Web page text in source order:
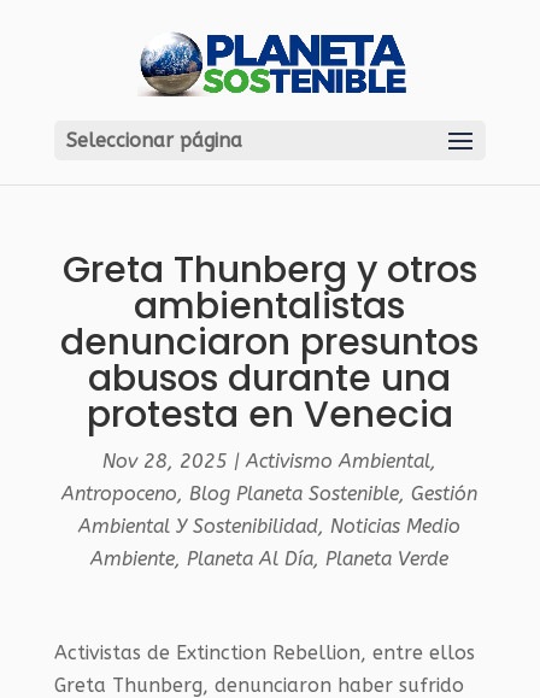
Seleccionar página
Greta Thunberg y otros
ambientalistas
denunciaron presuntos
abusos durante una
protesta en Venecia
Nov 28, 2025 |Activismo Ambiental,
Antropoceno,Blog Planeta Sostenible,Gestión
Ambiental Y Sostenibilidad,Noticias Medio
Ambiente,Planeta Al Día,Planeta Verde
Activistas de Extinction Rebellion, entre ellos
Greta Thunberg, denunciaron haber sufrido